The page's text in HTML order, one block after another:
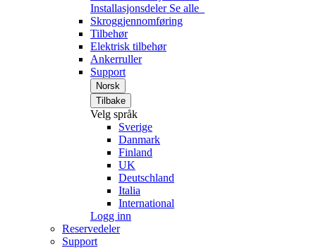
Installasjonsdeler Se alle
Skroggjennomføring
Tilbehør
Elektrisk tilbehør
Ankerruller
Support
Norsk
Tilbake
Velg språk
Sverige
Danmark
Finland
UK
Deutschland
Italia
International
Logg inn
Reservedeler
Support